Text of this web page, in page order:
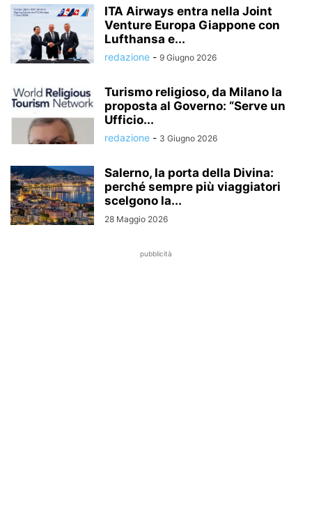
ITA Airways entra nella Joint
Venture Europa Giappone con
Lufthansa e...
redazione - 9 Giugno 2026
Turismo religioso, da Milano la
proposta al Governo: “Serve un
Ufficio...
redazione - 3 Giugno 2026
Salerno, la porta della Divina:
perché sempre più viaggiatori
scelgono la...
28 Maggio 2026
pubblicità